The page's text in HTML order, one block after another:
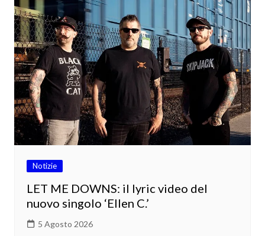
Notizie
LET ME DOWNS: il lyric video del
nuovo singolo ‘Ellen C.’
5 Agosto 2026